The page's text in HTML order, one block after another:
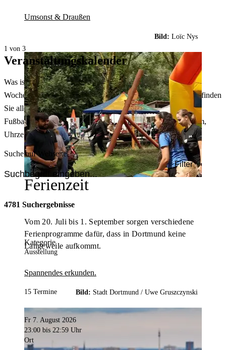
Umsonst & Draußen
Bild: Loïc Nys
Ferienzeit
Vom 20. Juli bis 1. September sorgen verschiedene
Ferienprogramme dafür, dass in Dortmund keine
Langeweile aufkommt.
Spannendes erkunden.
Bild: Stadt Dortmund / Uwe Gruszczynski
1 von 3
Veranstaltungskalender
Was ist heute in Dortmund los? Welche Konzerte gibt es am
Wochenende? Im größten Veranstaltungskalender Dortmunds finden
Sie alle Events – von der Stadt- oder Museumsführung übers
Fußballspiel bis zum Flohmarkt. Sie können dabei nach Datum,
Uhrzeit, Ort oder Art der Veranstaltung auswählen. Viel Spaß!
Suche auf Webseite
Filter
4781 Suchergebnisse
Kategorie
Ausstellung
15 Termine
Fr 7. August 2026
23:00 bis 22:59 Uhr
Ort